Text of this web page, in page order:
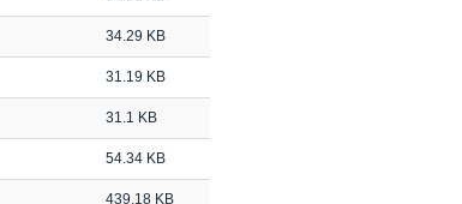
34.29 KB
31.19 KB
31.1 KB
54.34 KB
439.18 KB